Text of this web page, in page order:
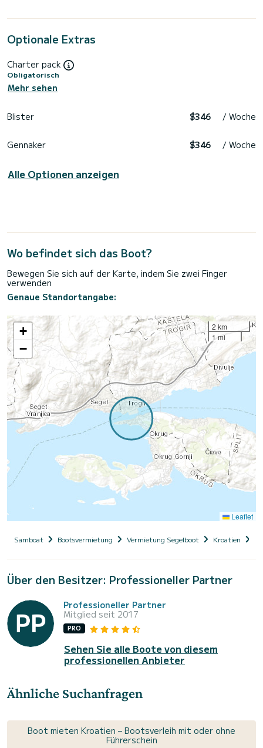
Optionale Extras
Charter pack
Obligatorisch
Mehr sehen
Blister $346 / Woche
Gennaker $346 / Woche
Alle Optionen anzeigen
Wo befindet sich das Boot?
Bewegen Sie sich auf der Karte, indem Sie zwei Finger
verwenden
Genaue Standortangabe:
+
−
2 km
1 mi
Leaflet
Samboat Bootsvermietung Vermietung Segelboot Kroatien
Über den Besitzer: Professioneller Partner
Professioneller Partner
Mitglied seit 2017
PRO
Sehen Sie alle Boote von diesem
professionellen Anbieter
Ähnliche Suchanfragen
Boot mieten Kroatien – Bootsverleih mit oder ohne
Führerschein